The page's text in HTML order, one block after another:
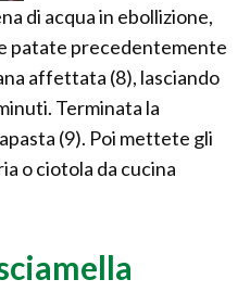
di acqua in ebollizione,
patate precedentemente
affettata (8), lasciando
Terminata la
(9). Poi mettete gli
o ciotola da cucina